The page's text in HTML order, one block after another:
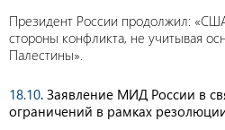
Президент России продолжил:
стороны конфликта, не учитывая
Палестины».
18.10. Заявление МИД России в
ограничений в рамках